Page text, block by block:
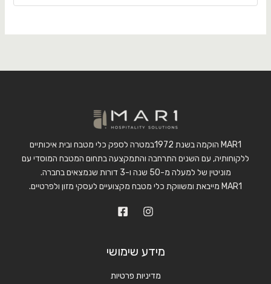
MAR1 הוקמה בשנת 1972במטרה לספק כלי מטבח ובית איכותיים
ללקוחותיה, עם השנים התרחבה והתמקצעה בתחום המטבח המוסדי עם
מוניטין של למעלה מ-50 שנה ו-3 דורות שנמצאים בחברה.
MAR1 מייבאת ומשווקת כלי מטבח מקצועיים לעסקי מזון ולפרטיים.
מידע שימושי
מדיניות פרטיות